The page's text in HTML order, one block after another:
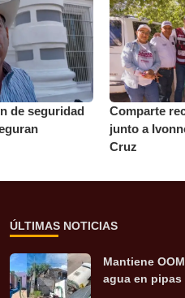
de seguridad
Comparte
junto a
Cruz
ÚLTIMAS NOTICIAS
Mantiene
agua en pipas